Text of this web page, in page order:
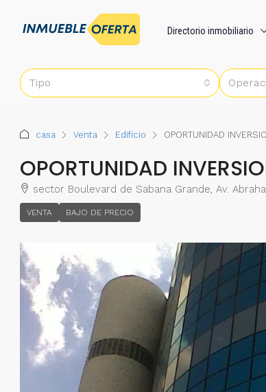
Directorio inmobiliario
Tipo
casa Venta Edificio OPORTUNIDAD
OPORTUNIDAD
sector Boulevard de Sabana Grande, Av.
VENTA BAJO DE PRECIO